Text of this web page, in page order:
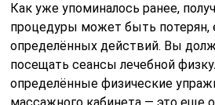
Как уже упоминалось ранее,
процедуры может быть потерян,
определённых действий. Вы
посещать сеансы лечебной
определённые физические